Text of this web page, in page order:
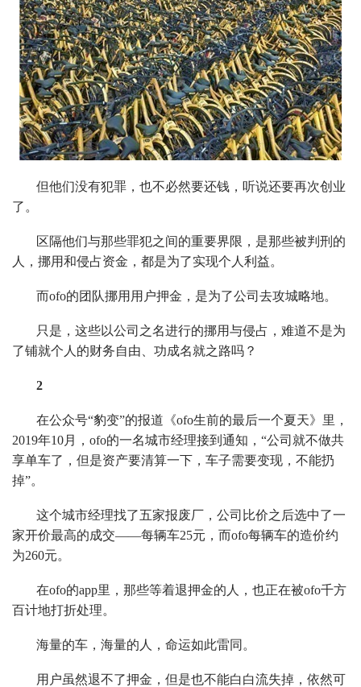
但他们没有犯罪，也不必然要还钱，听说还要再次创业
了。
区隔他们与那些罪犯之间的重要界限，是那些被判刑的
人，挪用和侵占资金，都是为了实现个人利益。
而ofo的团队挪用用户押金，是为了公司去攻城略地。
只是，这些以公司之名进行的挪用与侵占，难道不是为
了铺就个人的财务自由、功成名就之路吗？
2
在公众号“豹变”的报道《ofo生前的最后一个夏天》里，
2019年10月，ofo的一名城市经理接到通知，“公司就不做共
享单车了，但是资产要清算一下，车子需要变现，不能扔
掉”。
这个城市经理找了五家报废厂，公司比价之后选中了一
家开价最高的成交——每辆车25元，而ofo每辆车的造价约
为260元。
在ofo的app里，那些等着退押金的人，也正在被ofo千方
百计地打折处理。
海量的车，海量的人，命运如此雷同。
用户虽然退不了押金，但是也不能白白流失掉，依然可